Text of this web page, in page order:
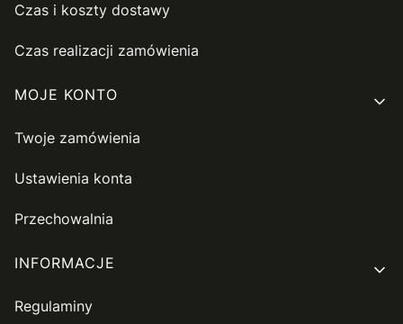
Czas i koszty dostawy
Czas realizacji zamówienia
MOJE KONTO
Twoje zamówienia
Ustawienia konta
Przechowalnia
INFORMACJE
Regulaminy